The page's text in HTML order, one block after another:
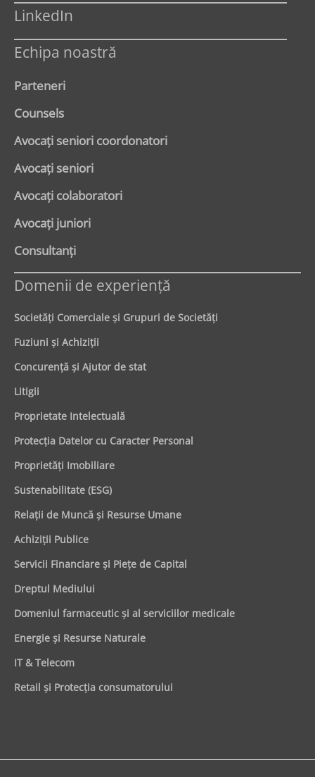
LinkedIn
Echipa noastră
Parteneri
Counsels
Avocaţi seniori coordonatori
Avocaţi seniori
Avocaţi colaboratori
Avocaţi juniori
Consultanți
Domenii de experienţă
Societăţi Comerciale şi Grupuri de Societăţi
Fuziuni şi Achiziţii
Concurenţă şi Ajutor de stat
Litigii
Proprietate Intelectuală
Protecţia Datelor cu Caracter Personal
Proprietăţi Imobiliare
Sustenabilitate (ESG)
Relaţii de Muncă şi Resurse Umane
Achiziţii Publice
Servicii Financiare şi Pieţe de Capital
Dreptul Mediului
Domeniul farmaceutic și al serviciilor medicale
Energie şi Resurse Naturale
IT & Telecom
Retail şi Protecţia consumatorului